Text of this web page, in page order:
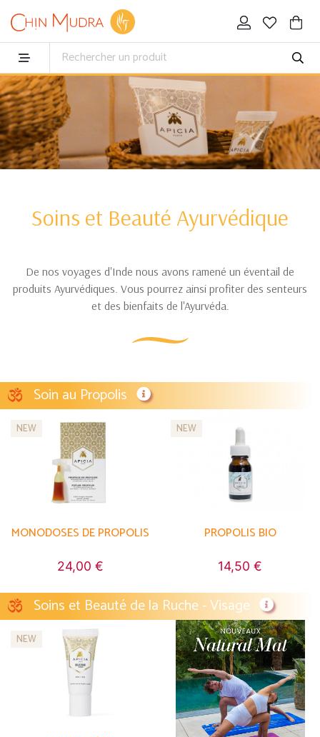
Soins et Beauté Ayurvédique
De nos voyages d'Inde nous avons ramené un éventail de
produits Ayurvédiques. Vous pourrez ainsi profiter des senteurs
et des bienfaits de l'Ayurvéda.
Soin au Propolis
NEW
MONODOSES DE PROPOLIS
24,00 €
NEW
PROPOLIS BIO
14,50 €
Soins et Beauté de la Ruche - Visage
NEW